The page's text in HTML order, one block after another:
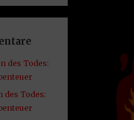
des Todes:
des Todes: